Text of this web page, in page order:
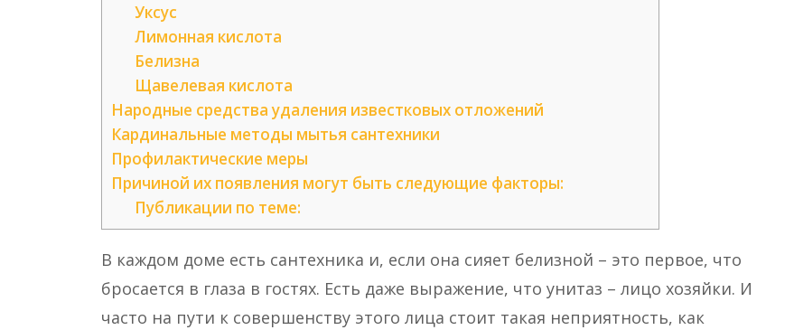
Уксус
Лимонная кислота
Белизна
Щавелевая кислота
Народные средства удаления известковых отложений
Кардинальные методы мытья сантехники
Профилактические меры
Причиной их появления могут быть следующие факторы:
Публикации по теме:
В каждом доме есть сантехника и, если она сияет белизной – это первое, что
бросается в глаза в гостях. Есть даже выражение, что унитаз – лицо хозяйки. И
часто на пути к совершенству этого лица стоит такая неприятность, как